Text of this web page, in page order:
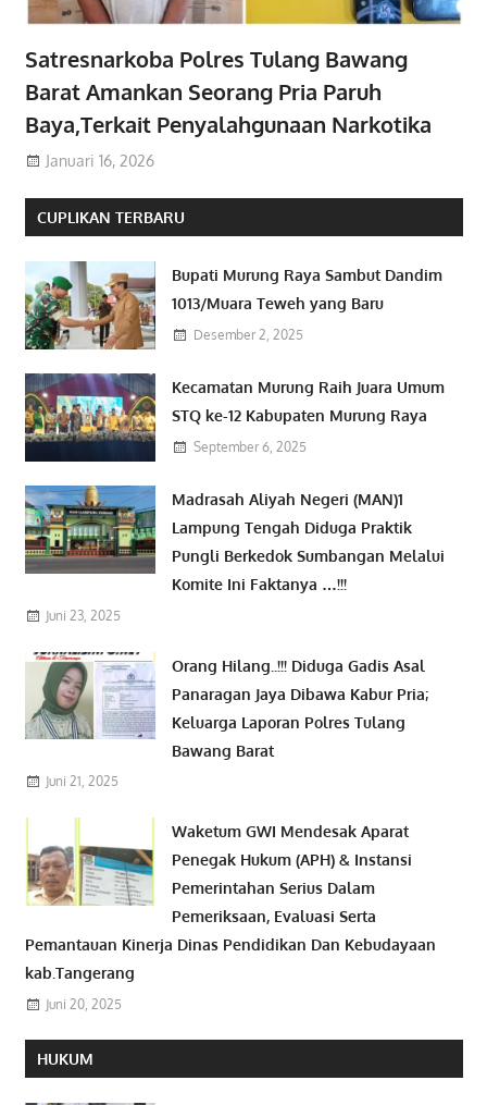
Satresnarkoba Polres Tulang Bawang
Barat Amankan Seorang Pria Paruh
Baya,Terkait Penyalahgunaan Narkotika
Januari 16, 2026
CUPLIKAN TERBARU
Bupati Murung Raya Sambut Dandim
1013/Muara Teweh yang Baru
Desember 2, 2025
Kecamatan Murung Raih Juara Umum
STQ ke-12 Kabupaten Murung Raya
September 6, 2025
Madrasah Aliyah Negeri (MAN)1
Lampung Tengah Diduga Praktik
Pungli Berkedok Sumbangan Melalui
Komite Ini Faktanya …!!!
Juni 23, 2025
Orang Hilang..!!! Diduga Gadis Asal
Panaragan Jaya Dibawa Kabur Pria;
Keluarga Laporan Polres Tulang
Bawang Barat
Juni 21, 2025
Waketum GWI Mendesak Aparat
Penegak Hukum (APH) & Instansi
Pemerintahan Serius Dalam
Pemeriksaan, Evaluasi Serta
Pemantauan Kinerja Dinas Pendidikan Dan Kebudayaan
kab.Tangerang
Juni 20, 2025
HUKUM